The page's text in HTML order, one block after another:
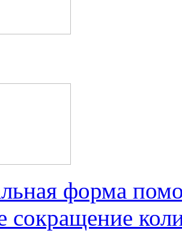
форма
сокращение